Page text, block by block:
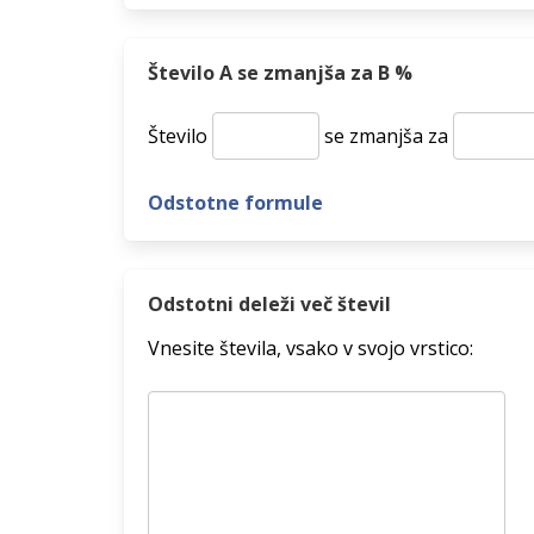
Število A se zmanjša za B %
Število se zmanjša za
Odstotne formule
Odstotni deleži več števil
Vnesite števila, vsako v svojo vrstico: